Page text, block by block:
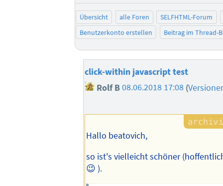
Übersicht alle Foren
SELFHTML-Forum
Benutzerkonto erstellen
Beitrag im Thread-
click-within javascript test
Rolf B08.06.2018 17:08 (
Hallo beatovich,
so ist's vielleicht schöner
😉 ).